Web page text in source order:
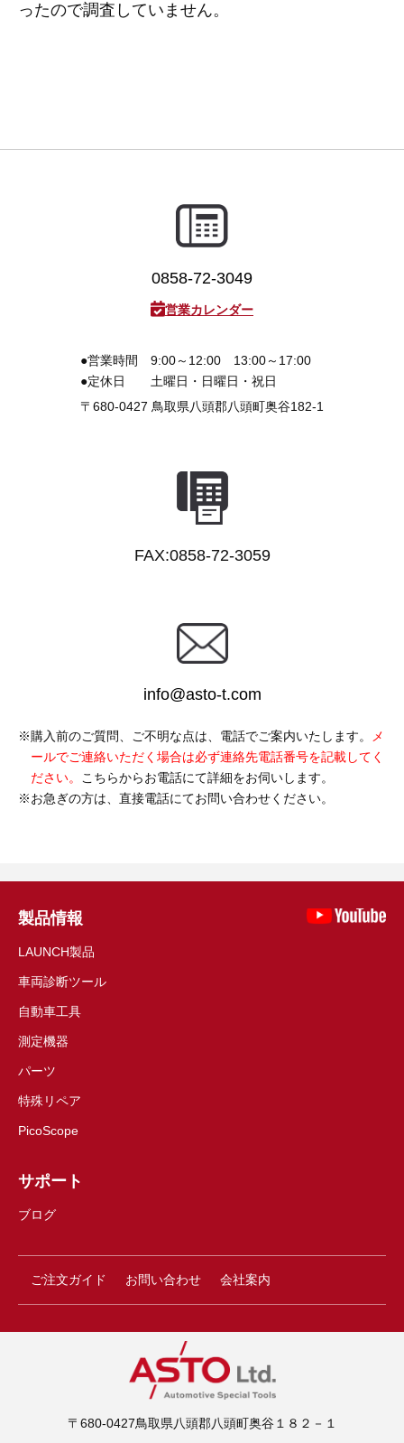
ったので調査していません。
0858-72-3049
営業カレンダー
●営業時間
9:00～12:00 13:00～17:00
●定休日
土曜日・日曜日・祝日
〒680-0427 鳥取県八頭郡八頭町奥谷182-1
FAX:0858-72-3059
info@asto-t.com
購入前のご質問、ご不明な点は、電話でご案内いたします。
メ
ールでご連絡いただく場合は必ず連絡先電話番号を記載してく
ださい。
こちらからお電話にて詳細をお伺いします。
お急ぎの方は、直接電話にてお問い合わせください。
製品情報
LAUNCH製品
車両診断ツール
自動車工具
測定機器
パーツ
特殊リペア
PicoScope
サポート
ブログ
ご注文ガイド お問い合わせ 会社案内
〒680-0427鳥取県八頭郡八頭町奥谷１８２－１